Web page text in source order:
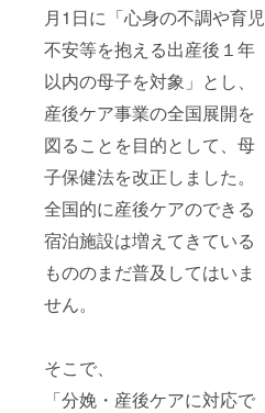
月1日に「心身の不調や育児
不安等を抱える出産後１年
以内の母子を対象」とし、
産後ケア事業の全国展開を
図ることを目的として、母
子保健法を改正しました。
全国的に産後ケアのできる
宿泊施設は増えてきている
もののまだ普及してはいま
せん。
そこで、
「分娩・産後ケアに対応で